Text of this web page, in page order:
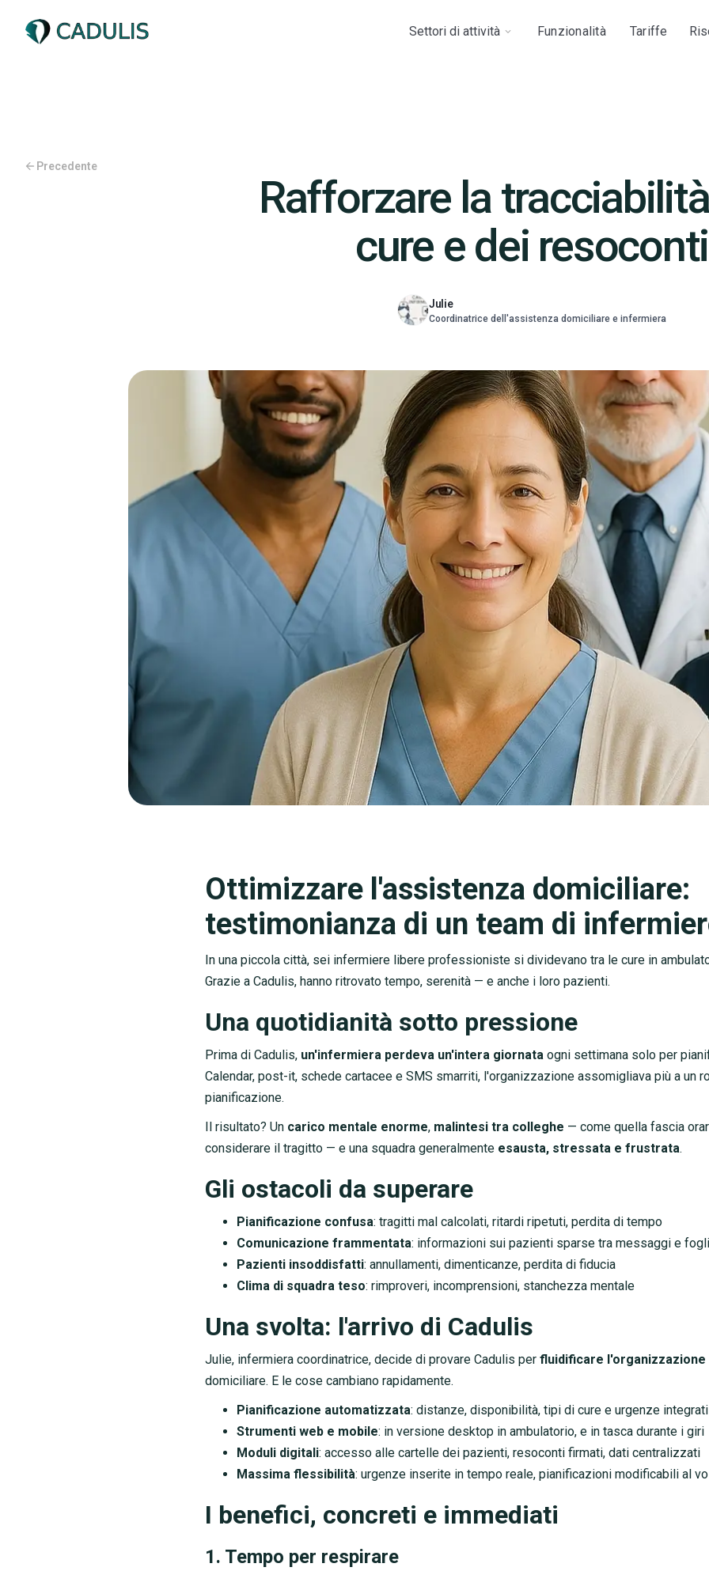
Settori di attività Funzionalità Tariffe
Precedente
Rafforzare la
cure e dei resoconti
Julie
Coordinatrice dell'assistenza domiciliare e infermiera
Ottimizzare l'assistenza domiciliare:
testimonianza di un team di
In una piccola città, sei infermiere libere professioniste si dividevano tra le cure in
Grazie a Cadulis, hanno ritrovato tempo, serenità — e anche i loro pazienti.
Una quotidianità sotto pressione
Prima di Cadulis, un'infermiera perdeva un'intera giornataogni settimana solo per
Calendar, post-it, schede cartacee e SMS smarriti, l'organizzazione assomigliava più a un
pianificazione.
Il risultato? Un carico mentale enorme, malintesi tra colleghe — come quella fascia
considerare il tragitto — e una squadra generalmente esausta, stressata e frustrata.
Gli ostacoli da superare
Pianificazione confusa: tragitti mal calcolati, ritardi ripetuti, perdita di tempo
Comunicazione frammentata: informazioni sui pazienti sparse tra messaggi e
Pazienti insoddisfatti: annullamenti, dimenticanze, perdita di fiducia
Clima di squadra teso: rimproveri, incomprensioni, stanchezza mentale
Una svolta: l'arrivo di Cadulis
Julie, infermiera coordinatrice, decide di provare Cadulis per fluidificare l'organizzazione
domiciliare. E le cose cambiano rapidamente.
Pianificazione automatizzata: distanze, disponibilità, tipi di cure e urgenze integrati
Strumenti web e mobile: in versione desktop in ambulatorio, e in tasca durante i giri
Moduli digitali: accesso alle cartelle dei pazienti, resoconti firmati, dati centralizzati
Massima flessibilità: urgenze inserite in tempo reale, pianificazioni modificabili al
I benefici, concreti e immediati
1. Tempo per respirare